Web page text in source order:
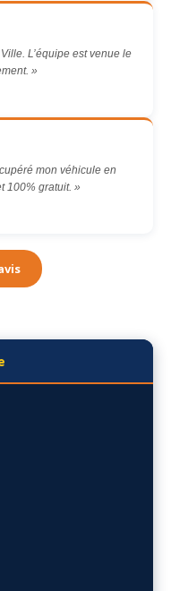
L’équipe est venue le
»
mon véhicule en
100% gratuit. »